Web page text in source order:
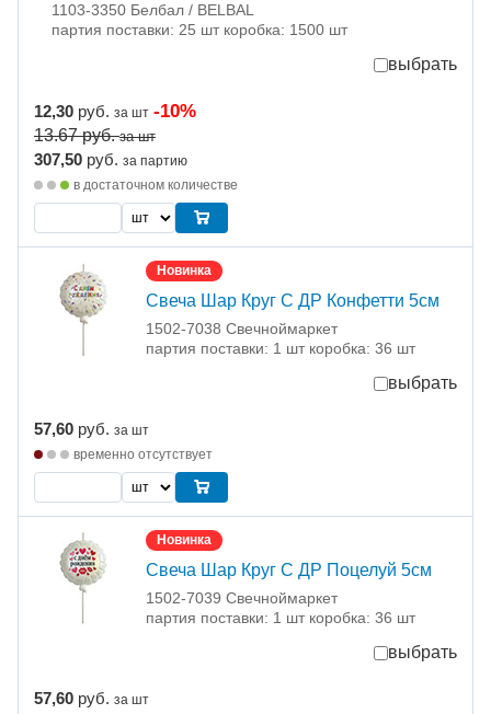
1103-3350 Белбал / BELBAL
партия поставки: 25 шт коробка: 1500 шт
выбрать
12,30 руб. за шт -10%
13.67руб. за шт
307,50 руб. за партию
в достаточном количестве
Новинка
Свеча Шар Круг С ДР Конфетти 5см
1502-7038 Свечноймаркет
партия поставки: 1 шт коробка: 36 шт
выбрать
57,60 руб. за шт
временно отсутствует
Новинка
Свеча Шар Круг С ДР Поцелуй 5см
1502-7039 Свечноймаркет
партия поставки: 1 шт коробка: 36 шт
выбрать
57,60 руб. за шт